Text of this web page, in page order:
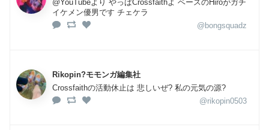
@YouTubeより やっぱCrossfaithよ ベースのHiroがガチ
イケメン優男です チェケラ
@bongsquadz
Rikopin?モモンガ編集社
Crossfaithの活動休止は 悲しいぜ? 私の元気の源?
@rikopin0503